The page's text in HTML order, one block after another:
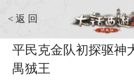
< 返 回
平民克金队初探驱神
禺狨王